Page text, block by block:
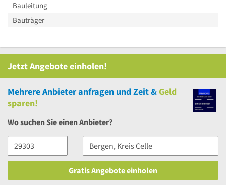
Bauleitung
Bauträger
Jetzt Angebote einholen!
MehrereAnbieter anfragen und Zeit &Geld
sparen!
Wo suchen Sie einen Anbieter?
Gratis Angebote einholen